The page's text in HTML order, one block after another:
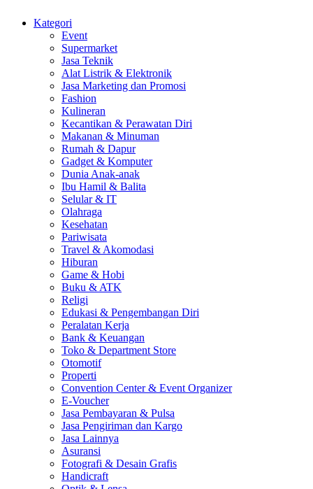
Kategori
Event
Supermarket
Jasa Teknik
Alat Listrik & Elektronik
Jasa Marketing dan Promosi
Fashion
Kulineran
Kecantikan & Perawatan Diri
Makanan & Minuman
Rumah & Dapur
Gadget & Komputer
Dunia Anak-anak
Ibu Hamil & Balita
Selular & IT
Olahraga
Kesehatan
Pariwisata
Travel & Akomodasi
Hiburan
Game & Hobi
Buku & ATK
Religi
Edukasi & Pengembangan Diri
Peralatan Kerja
Bank & Keuangan
Toko & Department Store
Otomotif
Properti
Convention Center & Event Organizer
E-Voucher
Jasa Pembayaran & Pulsa
Jasa Pengiriman dan Kargo
Jasa Lainnya
Asuransi
Fotografi & Desain Grafis
Handicraft